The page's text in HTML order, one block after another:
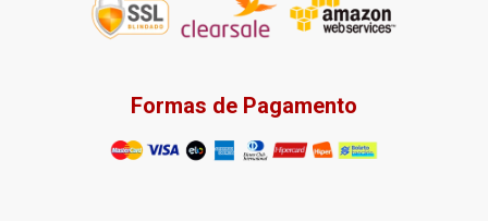
Formas de Pagamento